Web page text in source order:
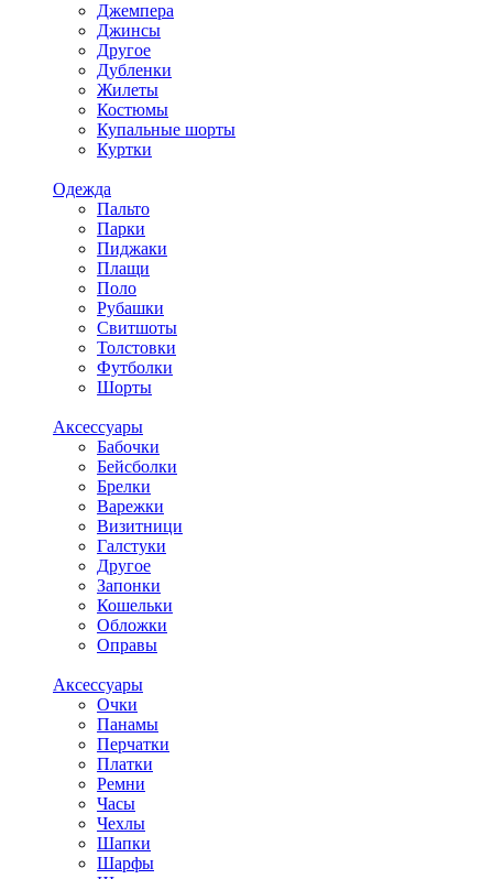
Джемпера
Джинсы
Другое
Дубленки
Жилеты
Костюмы
Купальные шорты
Куртки
Одежда
Пальто
Парки
Пиджаки
Плащи
Поло
Рубашки
Свитшоты
Толстовки
Футболки
Шорты
Аксессуары
Бабочки
Бейсболки
Брелки
Варежки
Визитници
Галстуки
Другое
Запонки
Кошельки
Обложки
Оправы
Аксессуары
Очки
Панамы
Перчатки
Платки
Ремни
Часы
Чехлы
Шапки
Шарфы